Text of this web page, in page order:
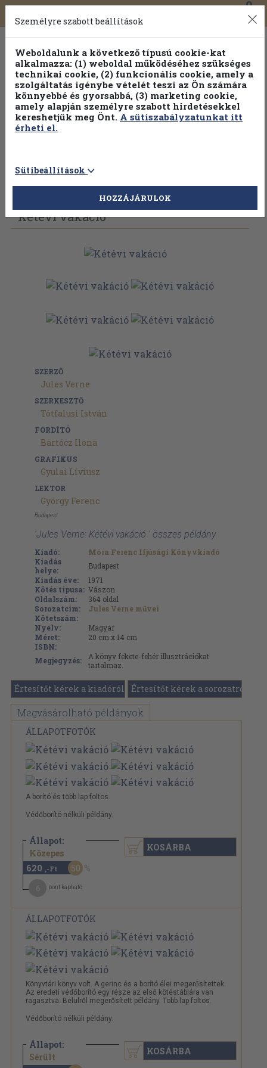
Toggle
navigation
0
Válogasson több mint 30 000 kötet közül
Hobbi témakörökben20% kedvezménnyel!
Vissza az előző oldalra Válasszon példányt
Kétévi vakáció
SZERZŐ
Jules Verne
SZERKESZTŐ
Tótfalusi István
FORDÍTÓ
Bartócz Ilona
GRAFIKUS
Gyulai Líviusz
LEKTOR
György Ferenc
Budapest
'Jules Verne: Kétévi vakáció ' összes példány
Kiadó:
Móra Ferenc Ifjúsági Könyvkiadó
Kiadás
helye:
Budapest
Kiadás éve:
1971
Kötés típusa: Vászon
Oldalszám:
364 oldal
Sorozatcím:
Jules Verne művei
Kötetszám:
Nyelv:
Magyar
Méret:
20 cm x 14 cm
ISBN:
Megjegyzés:
A könyv fekete-fehér illusztrációkat
tartalmaz.
Értesítőt kérek a kiadóról Értesítőt kérek a sorozatról
Megvásárolható példányok
ÁLLAPOTFOTÓK
A borító és több lap foltos.
Védőborító nélküli példány.
Állapot:
Közepes
1.240 Ft
620 ,-Ft 50
pont kapható
KOSÁRBA
ÁLLAPOTFOTÓK
Könyvtári könyv volt. A gerinc és a borító élei megerősítettek.
Az eredeti védőborító egy része az első kötéstáblára van
ragasztva. Belülről megerősített példány. Több lap foltos.
Védőborító nélküli példány.
Állapot:
Sérült
1.240 Ft KOSÁRBA
Személyre szabott beállítások
Weboldalunk a következő típusú cookie-kat
alkalmazza: (1) weboldal működéséhez szükséges
technikai cookie, (2) funkcionális cookie, amely a
szolgáltatás igénybe vételét teszi az Ön számára
könnyebbé és gyorsabbá, (3) marketing cookie,
amely alapján személyre szabott hirdetésekkel
kereshetjük meg Önt. A sütiszabályzatunkat itt
érheti el.
Sütibeállítások
HOZZÁJÁRULOK